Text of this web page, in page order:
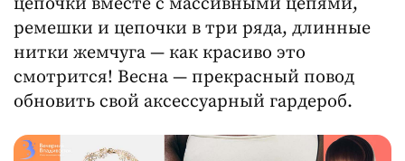
ремешки и цепочки в три ряда, длинные
нитки жемчуга — как красиво это
смотрится! Весна — прекрасный повод
обновить свой аксессуарный гардероб.